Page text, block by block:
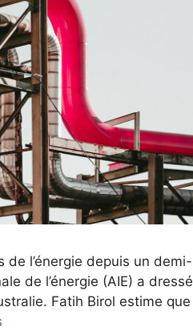
de l’énergie depuis un demi-
de l’énergie (AIE) a dressé
Fatih Birol estime que